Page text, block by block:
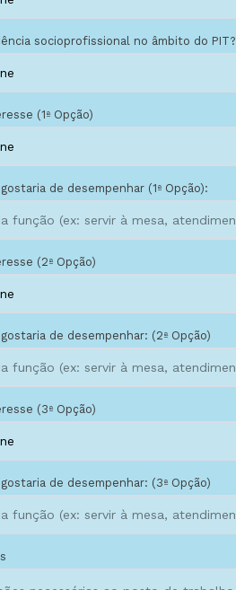
socioprofissional no âmbito do PIT?
(1ª Opção)
de desempenhar (1ª Opção):
(2ª Opção)
de desempenhar: (2ª Opção)
(3ª Opção)
de desempenhar: (3ª Opção)